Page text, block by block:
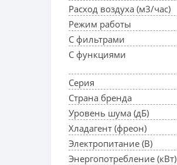
Расход воздуха (м3/час)
Режим работы
С фильтрами
С функциями
Серия
Страна бренда
Уровень шума (дБ)
Хладагент (фреон)
Электропитание (В)
Энергопотребление (кВт)